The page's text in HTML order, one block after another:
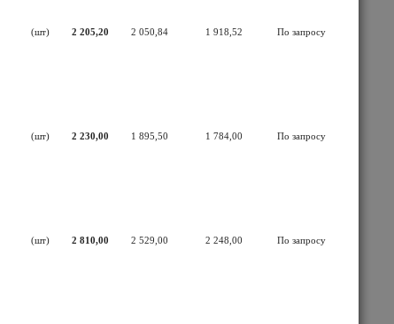
(шт) 2 205,20 2 050,84 1 918,52 По запросу
(шт) 2 230,00 1 895,50 1 784,00 По запросу
(шт) 2 810,00 2 529,00 2 248,00 По запросу